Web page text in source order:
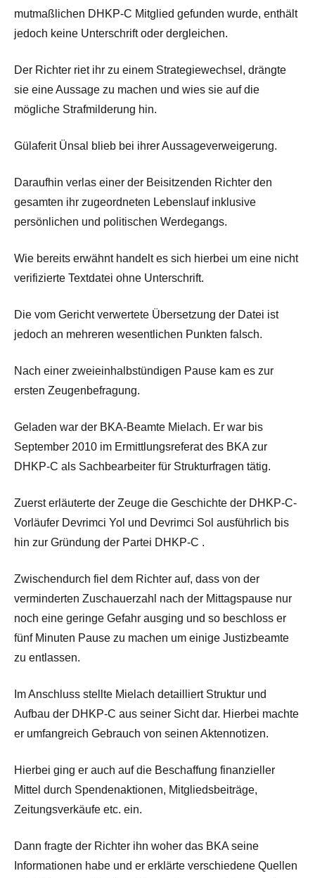
mutmaßlichen DHKP-C Mitglied gefunden wurde, enthält
jedoch keine Unterschrift oder dergleichen.
Der Richter riet ihr zu einem Strategiewechsel, drängte
sie eine Aussage zu machen und wies sie auf die
mögliche Strafmilderung hin.
Gülaferit Ünsal blieb bei ihrer Aussageverweigerung.
Daraufhin verlas einer der Beisitzenden Richter den
gesamten ihr zugeordneten Lebenslauf inklusive
persönlichen und politischen Werdegangs.
Wie bereits erwähnt handelt es sich hierbei um eine nicht
verifizierte Textdatei ohne Unterschrift.
Die vom Gericht verwertete Übersetzung der Datei ist
jedoch an mehreren wesentlichen Punkten falsch.
Nach einer zweieinhalbstündigen Pause kam es zur
ersten Zeugenbefragung.
Geladen war der BKA-Beamte Mielach. Er war bis
September 2010 im Ermittlungsreferat des BKA zur
DHKP-C als Sachbearbeiter für Strukturfragen tätig.
Zuerst erläuterte der Zeuge die Geschichte der DHKP-C-
Vorläufer Devrimci Yol und Devrimci Sol ausführlich bis
hin zur Gründung der Partei DHKP-C .
Zwischendurch fiel dem Richter auf, dass von der
verminderten Zuschauerzahl nach der Mittagspause nur
noch eine geringe Gefahr ausging und so beschloss er
fünf Minuten Pause zu machen um einige Justizbeamte
zu entlassen.
Im Anschluss stellte Mielach detailliert Struktur und
Aufbau der DHKP-C aus seiner Sicht dar. Hierbei machte
er umfangreich Gebrauch von seinen Aktennotizen.
Hierbei ging er auch auf die Beschaffung finanzieller
Mittel durch Spendenaktionen, Mitgliedsbeiträge,
Zeitungsverkäufe etc. ein.
Dann fragte der Richter ihn woher das BKA seine
Informationen habe und er erklärte verschiedene Quellen